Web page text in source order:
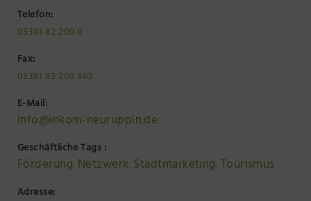
Telefon:
03391 82 209 0
Fax:
03391 82 209 465
E-Mail:
info@inkom-neuruppin.de
Geschäftliche Tags :
Förderung, Netzwerk,Stadtmarketing,Tourismus
Adresse: